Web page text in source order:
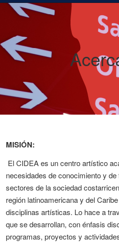
MISIÓN:
ElCIDEA es un centro artístico
necesidades de conocimiento y
sectores de la sociedad
región latinoamericana y del
disciplinas artísticas. Lo hace a
que se desarrollan, con énfasis
programas, proyectos y